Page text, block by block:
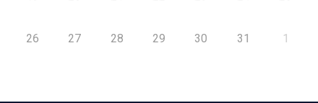
26 27 28 29 30 31 1